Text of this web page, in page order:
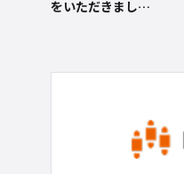
をいただきまし…